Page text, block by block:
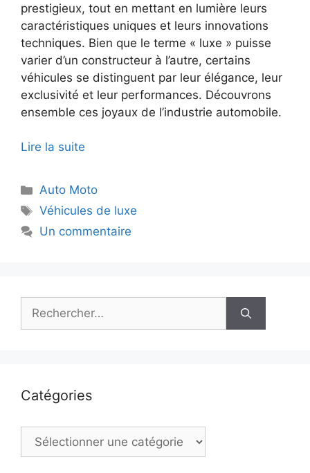
prestigieux, tout en mettant en lumière leurs
caractéristiques uniques et leurs innovations
techniques. Bien que le terme « luxe » puisse
varier d’un constructeur à l’autre, certains
véhicules se distinguent par leur élégance, leur
exclusivité et leur performances. Découvrons
ensemble ces joyaux de l’industrie automobile.
Lire la suite
Catégories
Auto Moto
Étiquettes
Véhicules de luxe
Un commentaire
Rechercher :
Catégories
Catégories